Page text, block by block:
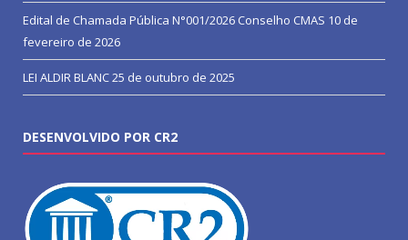
Edital de Chamada Pública N°001/2026 Conselho CMAS 10 de
fevereiro de 2026
LEI ALDIR BLANC25 de outubro de 2025
DESENVOLVIDO POR CR2